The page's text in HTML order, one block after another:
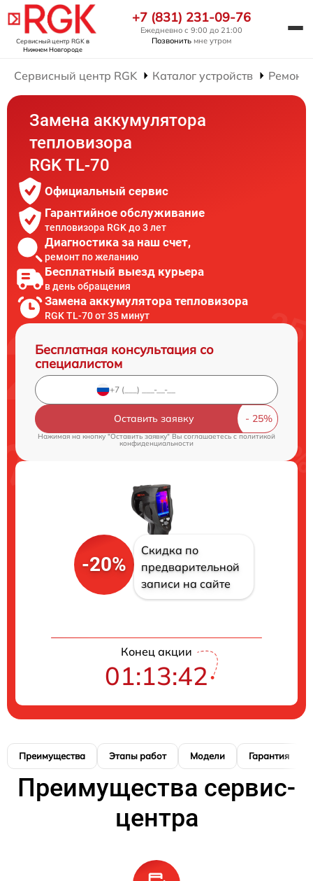
Сервисный центр RGKв
Нижнем Новгороде
+7 (831) 231-09-76
Ежедневно с 9:00 до 21:00
Позвонить мне утром
Сервисный центр RGK Каталог устройств Ремонт
Замена аккумулятора
тепловизора
RGK TL-70
Официальный сервис
Гарантийное обслуживание
тепловизора RGK до 3 лет
Диагностика за наш счет,
ремонт по желанию
Бесплатный выезд курьера
в день обращения
Замена аккумулятора тепловизора
RGK TL-70 от 35 минут
Бесплатная консультация со
специалистом
Оставить заявку
Нажимая на кнопку "Оставить заявку" Вы соглашаетесь cполитикой
конфиденциальности
-20%
Скидка по
предварительной
записи на сайте
Конец акции
01:13:41
Преимущества Этапы работ Модели Гарантия
Преимущества сервис-
центра